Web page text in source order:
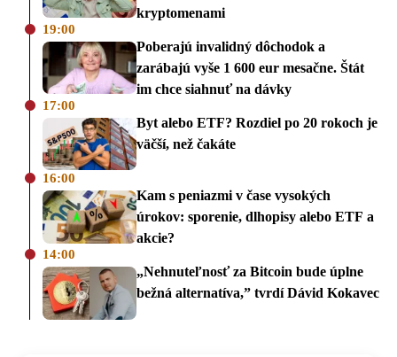
kryptomenami
19:00
Poberajú invalidný dôchodok a
zarábajú vyše 1 600 eur mesačne. Štát
im chce siahnuť na dávky
17:00
Byt alebo ETF? Rozdiel po 20 rokoch je
väčší, než čakáte
16:00
Kam s peniazmi v čase vysokých
úrokov: sporenie, dlhopisy alebo ETF a
akcie?
14:00
„Nehnuteľnosť za Bitcoin bude úplne
bežná alternatíva,” tvrdí Dávid Kokavec